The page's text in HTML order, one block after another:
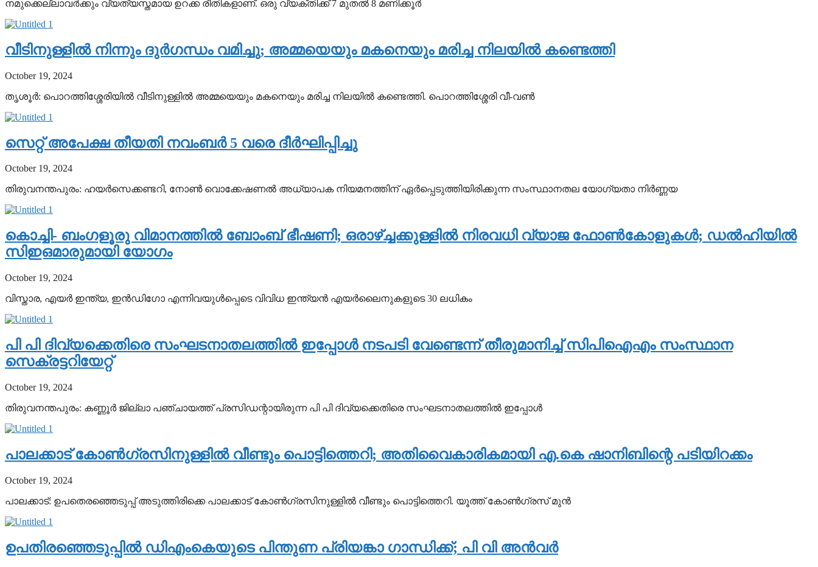
നമുക്കെല്ലാവര്‍ക്കും വ്യത്യസ്തമായ ഉറക്ക രീതികളാണ്. ഒരു വ്യക്തിക്ക് 7 മുതല്‍ 8 മണിക്കൂര്‍
വീടിനുള്ളില്‍ നിന്നും ദുര്‍ഗന്ധം വമിച്ചു; അമ്മയെയും മകനെയും മരിച്ച നിലയില്‍ കണ്ടെത്തി
October 19, 2024
തൃശൂര്‍: പൊറത്തിശ്ശേരിയില്‍ വീടിനുള്ളില്‍ അമ്മയെയും മകനെയും മരിച്ച നിലയില്‍ കണ്ടെത്തി. പൊറത്തിശ്ശേരി വീ-വണ്‍
സെറ്റ് അപേക്ഷ തീയതി നവംബര്‍ 5 വരെ ദീര്‍ഘിപ്പിച്ചു
October 19, 2024
തിരുവനന്തപുരം: ഹയര്‍സെക്കണ്ടറി, നോണ്‍ വൊക്കേഷണല്‍ അധ്യാപക നിയമനത്തിന് ഏര്‍പ്പെടുത്തിയിരിക്കുന്ന സംസ്ഥാനതല യോഗ്യതാ നിര്‍ണ്ണയ
കൊച്ചി- ബംഗളൂരു വിമാനത്തില്‍ ബോംബ് ഭീഷണി; ഒരാഴ്ച്ചക്കുള്ളില്‍ നിരവധി വ്യാജ ഫോണ്‍കോളുകള്‍; ഡല്‍ഹിയില്‍
സിഇഒമാരുമായി യോഗം
October 19, 2024
വിസ്താര, എയര്‍ ഇന്ത്യ, ഇന്‍ഡിഗോ എന്നിവയുള്‍പ്പെടെ വിവിധ ഇന്ത്യന്‍ എയര്‍ലൈനുകളുടെ 30 ലധികം
പി പി ദിവ്യക്കെതിരെ സംഘടനാതലത്തില്‍ ഇപ്പോള്‍ നടപടി വേണ്ടെന്ന് തീരുമാനിച്ച് സിപിഐഎം സംസ്ഥാന
സെക്രട്ടറിയേറ്റ്
October 19, 2024
തിരുവനന്തപുരം: കണ്ണൂര്‍ ജില്ലാ പഞ്ചായത്ത് പ്രസിഡന്റായിരുന്ന പി പി ദിവ്യക്കെതിരെ സംഘടനാതലത്തില്‍ ഇപ്പോള്‍
പാലക്കാട് കോണ്‍ഗ്രസിനുള്ളില്‍ വീണ്ടും പൊട്ടിത്തെറി; അതിവൈകാരികമായി എ.കെ ഷാനിബിന്റെ പടിയിറക്കം
October 19, 2024
പാലക്കാട്: ഉപതെരഞ്ഞെടുപ്പ് അടുത്തിരിക്കെ പാലക്കാട് കോണ്‍ഗ്രസിനുള്ളില്‍ വീണ്ടും പൊട്ടിത്തെറി. യൂത്ത് കോണ്‍ഗ്രസ് മുന്‍
ഉപതിരഞ്ഞെടുപ്പില്‍ ഡിഎംകെയുടെ പിന്തുണ പ്രിയങ്കാ ഗാന്ധിക്ക്; പി വി അന്‍വര്‍